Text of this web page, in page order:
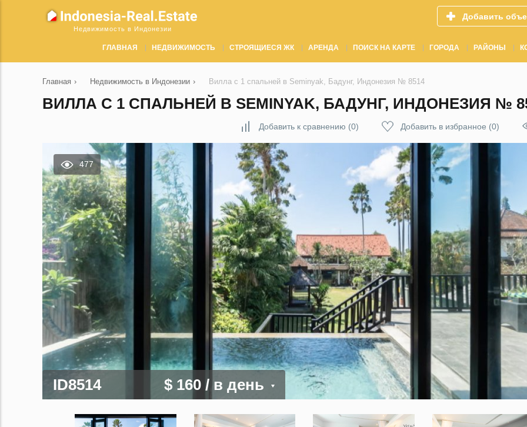
Недвижимость в Индонезии
Добавить
ГЛАВНАЯ НЕДВИЖИМОСТЬ СТРОЯЩИЕСЯ ЖК АРЕНДА ПОИСК НА КАРТЕ ГОРОДА РАЙОНЫ
Главная › Недвижимость в Индонезии › Вилла с 1 спальней в Seminyak, Бадунг, Индонезия № 8514
ВИЛЛА С 1 СПАЛЬНЕЙ В SEMINYAK, БАДУНГ, ИНДОНЕЗИЯ №
Добавить к сравнению (0) Добавить в избранное (0)
477
ID8514 $ 160 / в день